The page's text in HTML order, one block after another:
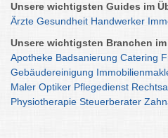
Unsere wichtigsten Guides im
Ärzte Gesundheit Handwerker
Unsere wichtigsten Branchen
Apotheke Badsanierung Catering
Gebäudereinigung
Maler Optiker Pflegedienst
Physiotherapie Steuerberater